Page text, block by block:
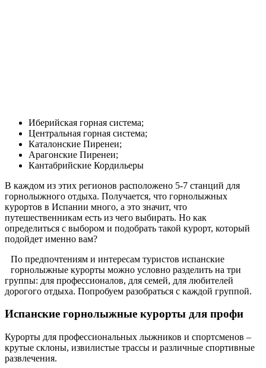
Иберийская горная система;
Центральная горная система;
Каталонские Пиренеи;
Арагонские Пиренеи;
Кантабрийские Кордильеры
В каждом из этих регионов расположено 5-7 станций для
горнолыжного отдыха. Получается, что горнолыжных
курортов в Испании много, а это значит, что
путешественникам есть из чего выбирать. Но как
определиться с выбором и подобрать такой курорт, который
подойдет именно вам?
По предпочтениям и интересам туристов испанские
горнолыжные курорты можно условно разделить на три
группы: для профессионалов, для семей, для любителей
дорогого отдыха. Попробуем разобраться с каждой группой.
Испанские горнолыжные курорты для профи
Курорты для профессиональных лыжников и спортсменов –
крутые склоны, извилистые трассы и различные спортивные
развлечения.